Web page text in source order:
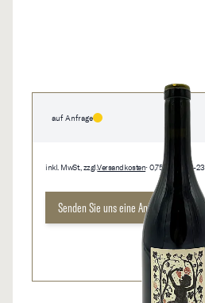
auf Anfrage
inkl. MwSt., zzgl.Versandkosten• 0,75 l • 10368-23
Senden Sie uns eine Anfrage